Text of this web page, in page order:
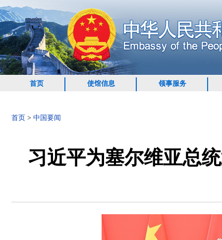
首页 使馆信息 领事服务
首页 > 中国要闻
习近平为塞尔维亚总